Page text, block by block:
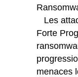
Les
Forte
menaces